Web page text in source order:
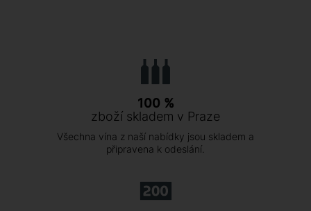
100 %
zboží skladem v Praze
Všechna vína z naší nabídky jsou skladem a
připravena k odeslání.